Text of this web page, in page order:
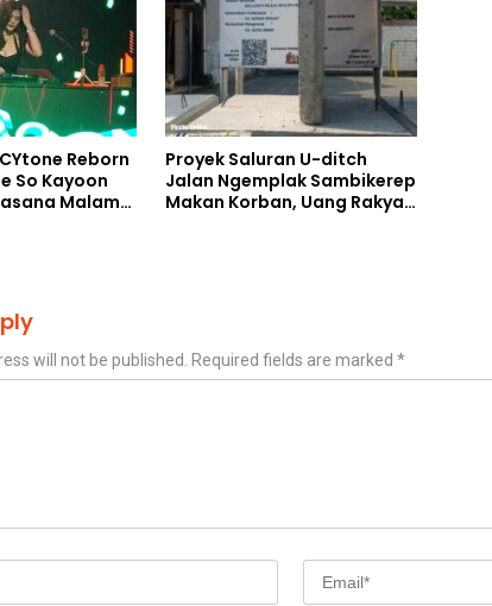
Reborn
So Kayoon
Malam
Proyek Saluran U-ditch
Jalan Ngemplak Sambikerep
Makan Korban, Uang Rakyat
will not be published. Required fields are marked *